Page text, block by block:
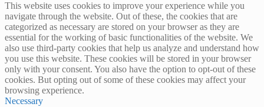
This website uses cookies to improve your experience while you
navigate through the website. Out of these, the cookies that are
categorized as necessary are stored on your browser as they are
essential for the working of basic functionalities of the website. We
also use third-party cookies that help us analyze and understand how
you use this website. These cookies will be stored in your browser
only with your consent. You also have the option to opt-out of these
cookies. But opting out of some of these cookies may affect your
browsing experience.
Necessary